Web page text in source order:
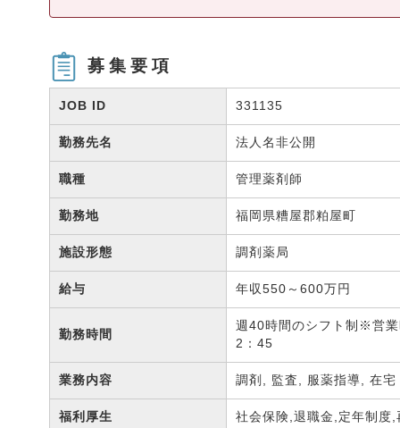
募集要項
JOB ID 331135
勤務先名 法人名非公開
職種 管理薬剤師
勤務地 福岡県糟屋郡粕屋町
施設形態 調剤薬局
給与 年収550～600万円
勤務時間
週40時間のシフト制※営
2：45
業務内容 調剤, 監査, 服薬指導, 在宅
福利厚生 社会保険,退職金,定年制度